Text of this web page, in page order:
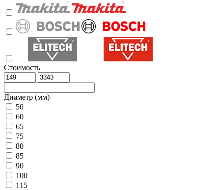
Стоимость
Диаметр (мм)
50
60
65
75
80
85
90
100
115